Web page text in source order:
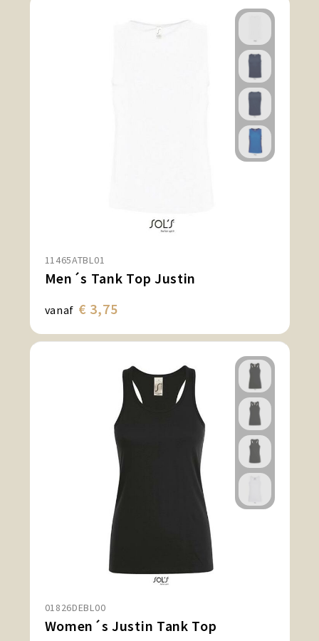
11465ATBL01
Men´s Tank Top Justin
vanaf € 3,75
01826DEBL00
Women´s Justin Tank Top